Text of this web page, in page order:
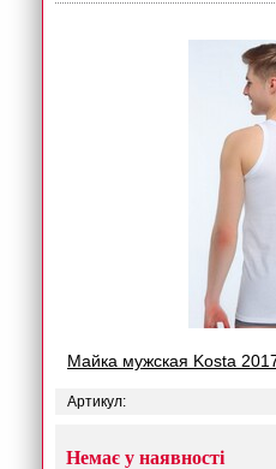
Майка мужская Kosta
Артикул:
Немає у наявності